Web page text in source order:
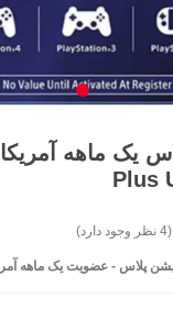
Plus
(4 نظر وجود دارد)
پلاس - عضويت یک ماهه